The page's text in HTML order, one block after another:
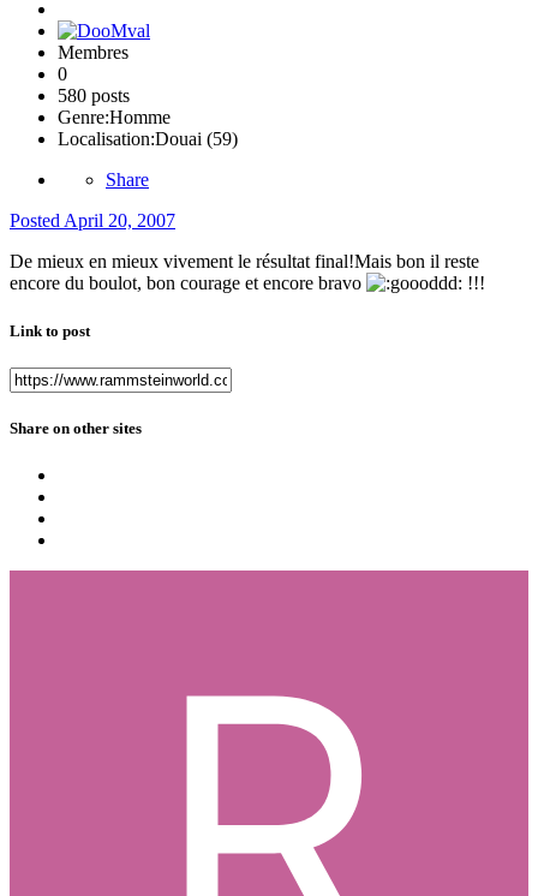
Membres
0
580 posts
Genre:Homme
Localisation:Douai (59)
Share
PostedApril 20, 2007
De mieux en mieux vivement le résultat final!Mais bon il reste
encore du boulot, bon courage et encore bravo
!!!
Link to post
Share on other sites